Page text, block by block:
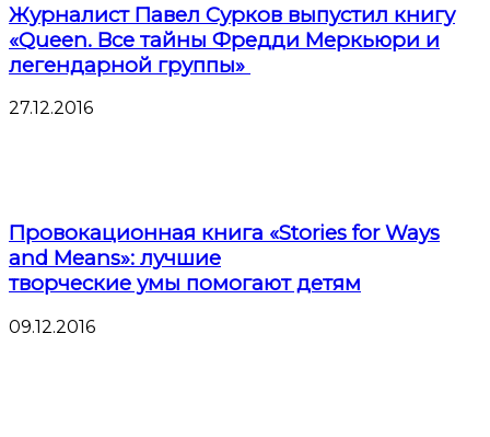
Журналист Павел Сурков выпустил книгу
«Queen. Все тайны Фредди Меркьюри и
легендарной группы»
27.12.2016
Провокационная книга «Stories for Ways
and Means»: лучшие
творческие умы помогают детям
09.12.2016